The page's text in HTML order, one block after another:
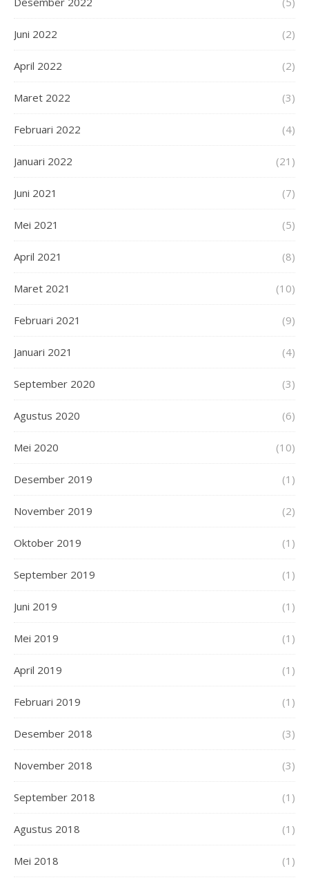
Juni 2022 (2)
April 2022 (2)
Maret 2022 (3)
Februari 2022 (4)
Januari 2022 (21)
Juni 2021 (7)
Mei 2021 (5)
April 2021 (8)
Maret 2021 (10)
Februari 2021 (9)
Januari 2021 (4)
September 2020 (3)
Agustus 2020 (6)
Mei 2020 (10)
Desember 2019 (1)
November 2019 (2)
Oktober 2019 (1)
September 2019 (1)
Juni 2019 (1)
Mei 2019 (1)
April 2019 (1)
Februari 2019 (1)
Desember 2018 (3)
November 2018 (3)
September 2018 (1)
Agustus 2018 (1)
Mei 2018 (1)